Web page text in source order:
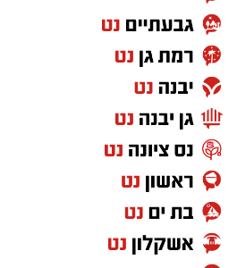
מוצר צריכה בסיסי בכל בית
לכל הצרכנים הזדמנות שווה
החשמל שלהן ולהוזיל את
אלפי שקלים בשנה. אני מודה
אבישי כהן על העבודה
המועצה נמשיך לעבוד למען
יהודה".